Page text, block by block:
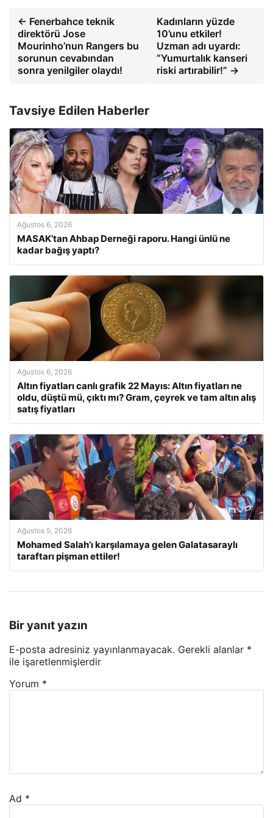
← Fenerbahce teknik
direktörü Jose
Mourinho’nun Rangers bu
sorunun cevabından
sonra yenilgiler olaydı!
Kadınların yüzde
10’unu etkiler!
Uzman adı uyardı:
“Yumurtalık kanseri
riski artırabilir!” →
Tavsiye Edilen Haberler
Ağustos 6, 2026
MASAK’tan Ahbap Derneği raporu. Hangi ünlü ne
kadar bağış yaptı?
Ağustos 6, 2026
Altın fiyatları canlı grafik 22 Mayıs: Altın fiyatları ne
oldu, düştü mü, çıktı mı? Gram, çeyrek ve tam altın alış
satış fiyatları
Ağustos 5, 2026
Mohamed Salah’ı karşılamaya gelen Galatasaraylı
taraftarı pişman ettiler!
Bir yanıt yazın
E-posta adresiniz yayınlanmayacak. Gerekli alanlar *
ile işaretlenmişlerdir
Yorum *
Ad *